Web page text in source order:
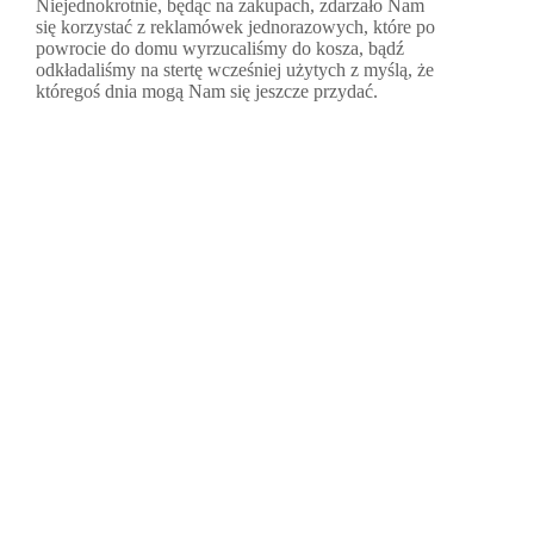
Niejednokrotnie, będąc na zakupach, zdarzało Nam
się korzystać z reklamówek jednorazowych, które po
powrocie do domu wyrzucaliśmy do kosza, bądź
odkładaliśmy na stertę wcześniej użytych z myślą, że
któregoś dnia mogą Nam się jeszcze przydać.